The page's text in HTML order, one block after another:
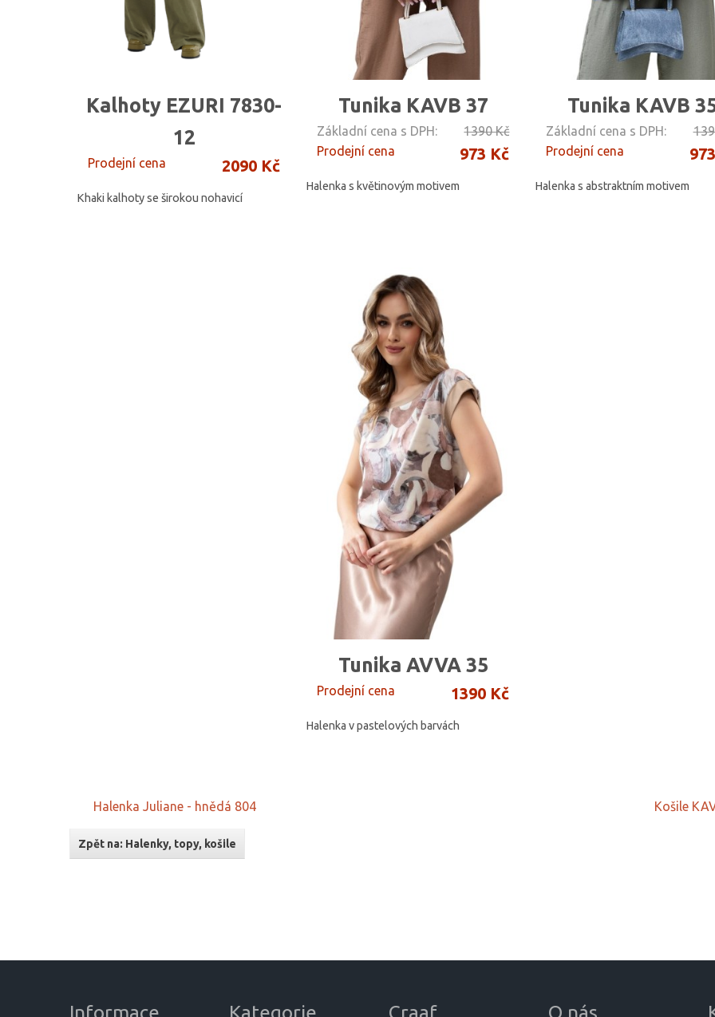
Kalhoty EZURI 7830-
12
Prodejní cena 2090 Kč
Khaki kalhoty se širokou nohavicí
Tunika KAVB 37
Základní cena s DPH:
1390 Kč
Prodejní cena
973 Kč
Halenka s květinovým motivem
Tunika KAVB
Základní cena s DPH:
Prodejní cena
Halenka s abstraktním motivem
Tunika AVVA 35
Prodejní cena 1390 Kč
Halenka v pastelových barvách
Košile
Halenka Juliane - hnědá 804
Zpět na: Halenky, topy, košile
Informace Kategorie Craaf O nás